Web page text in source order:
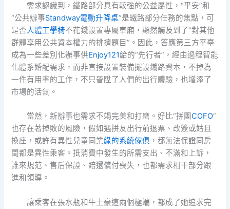
需求認識到，鐵路部分具有較強的公益屬性，“平安”和
“公共辦事Standway電動升降桌”是鐵路部分任務的焦點，可
是否人體工學椅不花錢設置專屬車廂，顯然觸及到了“對其他
群體享用公共資本權力的排擠題目”。因此，答應第三方平臺
成為一些差別化辦事供Enjoy121給的“先行者”，經由過程智能
化體系婚配需求，而非直接設置裝備擺設鐵路資本，不掉為
一件有用率的工作，不只晉陞了人們的出行體驗，也增添了
市場的活氣。
當然，新辦事也需求不竭完美和打磨。好比“拼團COFO”
也存在著掉敗的風險，假如遇拼友出行前退票、改簽或姑且
換座，或許有異性兒童同業綠的系統傢俱 ，都無法保證同房
間都是異性乘客。抵消費中發生的所需支出、不滿和上訴，
誰來規范、售后保證、賠還償付喪失，也都需求相干部分跟
進和領導。
讓乘客在張水瓶和牛土豪這兩個極端，都成了她追求完